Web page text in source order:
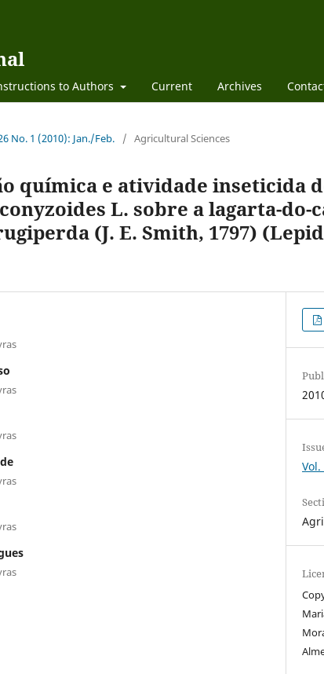
to Authors Current Archives
No. 1 (2010): Jan./Feb. / Agricultural Sciences
química e atividade inseticida
L. sobre a lagarta-
(J. E. Smith, 1797)
Vol.